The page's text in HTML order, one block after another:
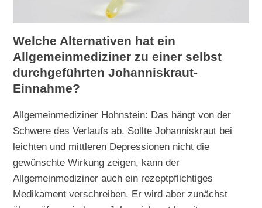
Welche Alternativen hat ein
Allgemeinmediziner zu einer selbst
durchgeführten Johanniskraut-
Einnahme?
Allgemeinmediziner Hohnstein: Das hängt von der
Schwere des Verlaufs ab. Sollte Johanniskraut bei
leichten und mittleren Depressionen nicht die
gewünschte Wirkung zeigen, kann der
Allgemeinmediziner auch ein rezeptpflichtiges
Medikament verschreiben. Er wird aber zunächst